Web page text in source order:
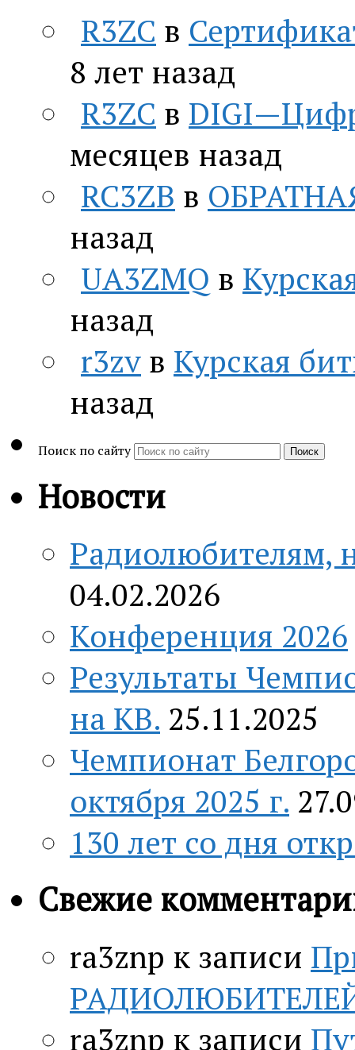
R3ZC в
8 лет назад
R3ZC в
месяцев назад
RC3ZB в
назад
UA3ZMQ в
назад
r3zv в Курская
назад
Поиск по сайту Поиск
Новости
Радиолюбителям,
04.02.2026
Конференция 2026
Результаты
на КВ. 25.11.2025
Чемпионат
октября 2025 г.
130 лет со дня
Свежие
ra3znp к записи
РАДИОЛЮБИТЕЛЕЙ
ra3znp к записи